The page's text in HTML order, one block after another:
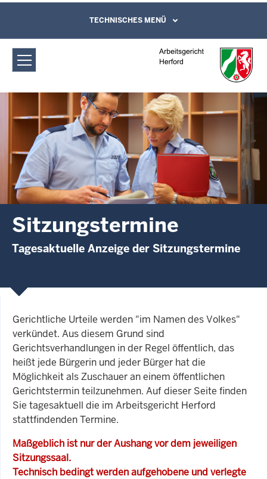
Arbeitsgericht Herford:
Sitzungstermine
Direkt zum Inhalt
Leichte Sprache, Gebärdensprachenvideo
und Kontaktformular
TECHNISCHES MENÜ
Sitzungstermine
Tagesaktuelle Anzeige der Sitzungstermine
Gerichtliche Urteile werden "im Namen des Volkes"
verkündet. Aus diesem Grund sind
Gerichtsverhandlungen in der Regel öffentlich, das
heißt jede Bürgerin und jeder Bürger hat die
Möglichkeit als Zuschauer an einem öffentlichen
Gerichtstermin teilzunehmen. Auf dieser Seite finden
Sie tagesaktuell die im Arbeitsgericht Herford
stattfindenden Termine.
Maßgeblich ist nur der Aushang vor dem jeweiligen
Sitzungssaal.
Technisch bedingt werden aufgehobene und verlegte